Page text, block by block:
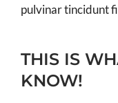
pulvinar tincidunt
THIS IS
KNOW!